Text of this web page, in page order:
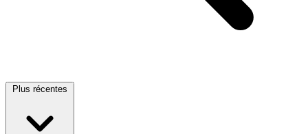
Plus récentes